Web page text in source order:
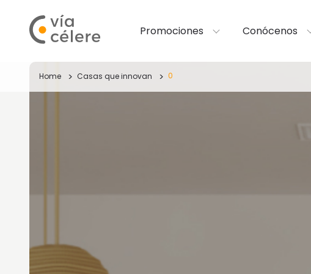
Promociones Conócenos
Home Casas que innovan 0